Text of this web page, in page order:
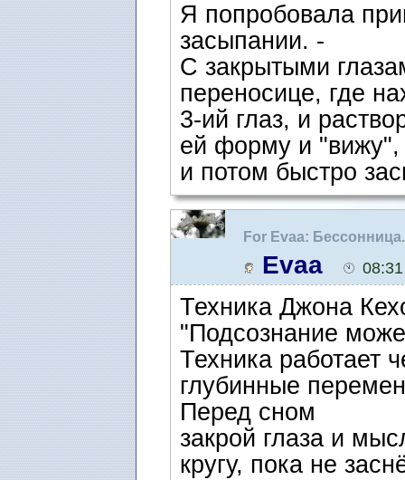
Я попробовала
засыпании. -
С закрытыми
переносице, где
3-ий глаз, и
ей форму и "вижу",
и потом быстро
For Evaa:
Evaa 08:31
Техника Джона
"Подсознание
Техника работает
глубинные
Перед сном
закрой глаза и
кругу, пока не